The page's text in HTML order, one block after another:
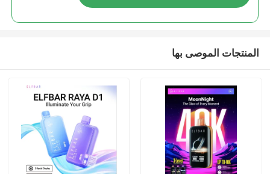
المنتجات الموصى بها